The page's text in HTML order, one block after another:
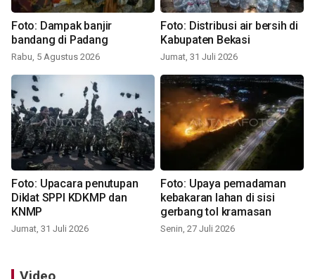
Foto: Dampak banjir
bandang di Padang
Rabu, 5 Agustus 2026
Foto: Distribusi air bersih di
Kabupaten Bekasi
Jumat, 31 Juli 2026
Foto: Upacara penutupan
Diklat SPPI KDKMP dan
KNMP
Jumat, 31 Juli 2026
Foto: Upaya pemadaman
kebakaran lahan di sisi
gerbang tol kramasan
Senin, 27 Juli 2026
Video